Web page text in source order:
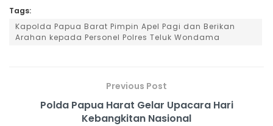
Tags:
Kapolda Papua Barat Pimpin Apel Pagi dan Berikan
Arahan kepada Personel Polres Teluk Wondama
Previous Post
Polda Papua Harat Gelar Upacara Hari
Kebangkitan Nasional